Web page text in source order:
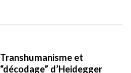
Transhumanisme et
“décodage” d’Heidegger